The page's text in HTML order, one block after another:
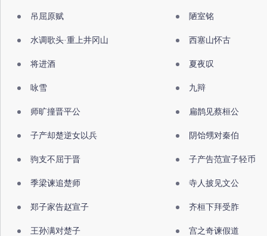
吊屈原赋 陋室铭
水调歌头·重上井冈山 西塞山怀古
将进酒 夏夜叹
咏雪 九辩
师旷撞晋平公 扁鹊见蔡桓公
子产却楚逆女以兵 阴饴甥对秦伯
驹支不屈于晋 子产告范宣子轻币
季梁谏追楚师 寺人披见文公
郑子家告赵宣子 齐桓下拜受胙
王孙满对楚子 宫之奇谏假道